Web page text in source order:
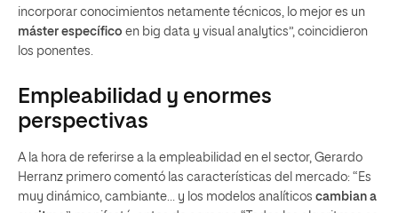
incorporar conocimientos netamente técnicos, lo mejor es un
máster específico en big data y visual analytics”, coincidieron
los ponentes.
Empleabilidad y enormes
perspectivas
A la hora de referirse a la empleabilidad en el sector, Gerardo
Herranz primero comentó las características del mercado: “Es
muy dinámico, cambiante… y los modelos analíticos cambian a